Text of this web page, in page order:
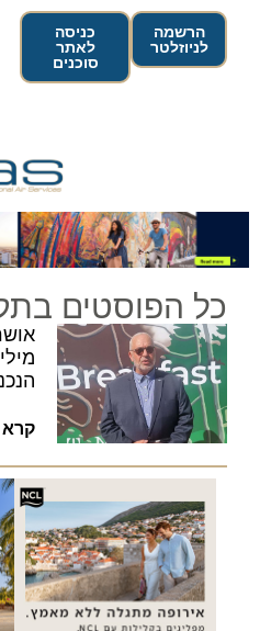
הרשמה
לניוזלטר
כניסה
לאתר
סוכנים
כל הפוסטים
קרא